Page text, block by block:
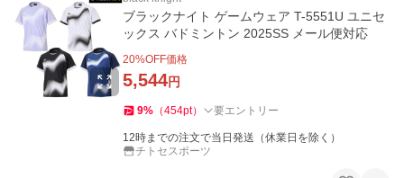
ブラックナイト ゲームウェア T-5551U ユニセ
ックス バドミントン 2025SS メール便対応
20%OFF価格
5,544円
9% （454pt） 要エントリー
12時までの注文で当日発送（休業日を除く）
チトセスポーツ